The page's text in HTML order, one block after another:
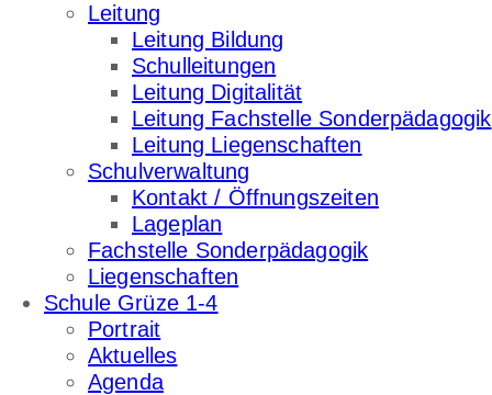
Leitung
Leitung Bildung
Schulleitungen
Leitung Digitalität
Leitung Fachstelle Sonderpädagogik
Leitung Liegenschaften
Schulverwaltung
Kontakt / Öffnungszeiten
Lageplan
Fachstelle Sonderpädagogik
Liegenschaften
Schule Grüze 1-4
Portrait
Aktuelles
Agenda